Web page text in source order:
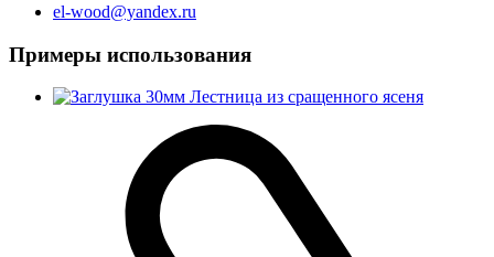
el-wood@yandex.ru
Примеры использования
Лестница из сращенного ясеня